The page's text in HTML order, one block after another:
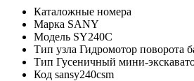
Каталожные номера
Марка SANY
Модель SY240C
Тип узла Гидромотор поворота
Тип Гусеничный мини-
Код sansy240csm